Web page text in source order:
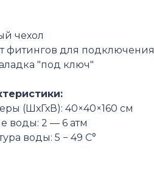
чехол
фитингов для подключения
"под ключ"
(ШхГхВ): 40×40×160 см
воды: 2 — 6 атм
воды: 5 − 49 С°